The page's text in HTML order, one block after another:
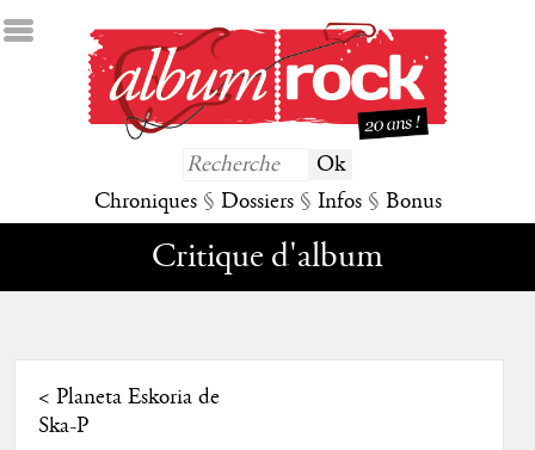
Chroniques § Dossiers § Infos § Bonus
Critique d'album
< Planeta Eskoria de
Ska-P